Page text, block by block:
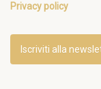
Privacy policy
Iscriviti alla